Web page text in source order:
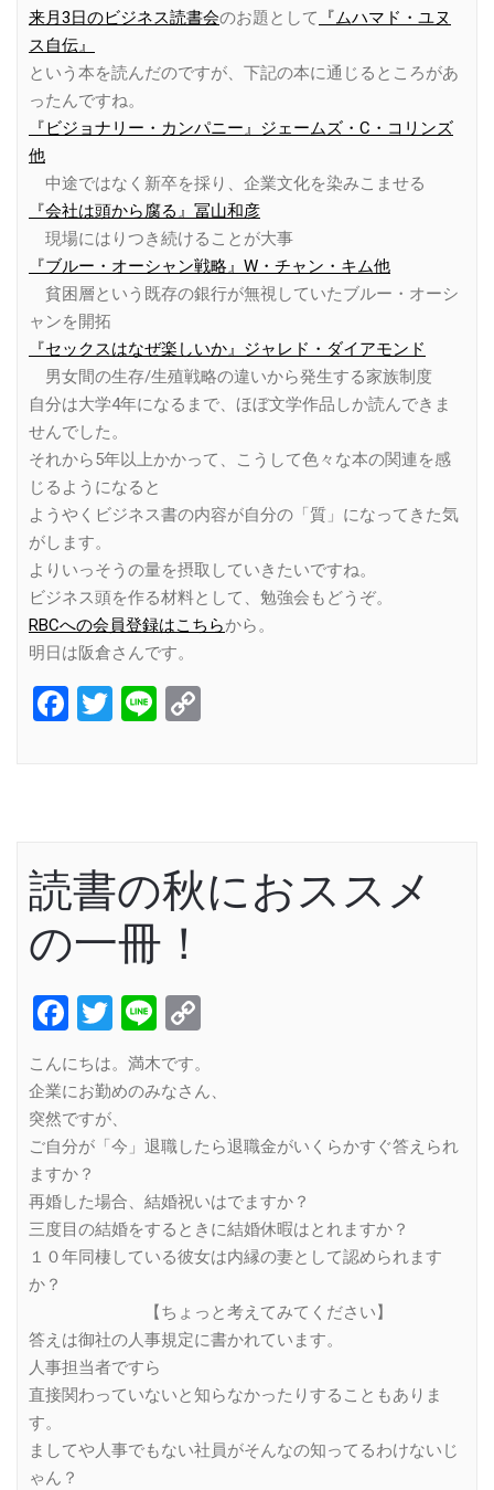
来月3日のビジネス読書会のお題として
『ムハマド・ユヌ
ス自伝』
という本を読んだのですが、下記の本に通じるところがあ
ったんですね。
『ビジョナリー・カンパニー』ジェームズ・C・コリンズ
他
中途ではなく新卒を採り、企業文化を染みこませる
『会社は頭から腐る』冨山和彦
現場にはりつき続けることが大事
『ブルー・オーシャン戦略』W・チャン・キム他
貧困層という既存の銀行が無視していたブルー・オーシ
ャンを開拓
『セックスはなぜ楽しいか』ジャレド・ダイアモンド
男女間の生存/生殖戦略の違いから発生する家族制度
自分は大学4年になるまで、ほぼ文学作品しか読んできま
せんでした。
それから5年以上かかって、こうして色々な本の関連を感
じるようになると
ようやくビジネス書の内容が自分の「質」になってきた気
がします。
よりいっそうの量を摂取していきたいですね。
ビジネス頭を作る材料として、勉強会もどうぞ。
RBCへの会員登録はこちらから。
明日は阪倉さんです。
Facebook
Twitter
Line
読書の秋におススメ
の一冊！
Facebook
Twitter
Line
こんにちは。満木です。
企業にお勤めのみなさん、
突然ですが、
ご自分が「今」退職したら退職金がいくらかすぐ答えられ
ますか？
再婚した場合、結婚祝いはでますか？
三度目の結婚をするときに結婚休暇はとれますか？
１０年同棲している彼女は内縁の妻として認められます
か？
【ちょっと考えてみてください】
答えは御社の人事規定に書かれています。
人事担当者ですら
直接関わっていないと知らなかったりすることもありま
す。
ましてや人事でもない社員がそんなの知ってるわけないじ
ゃん？